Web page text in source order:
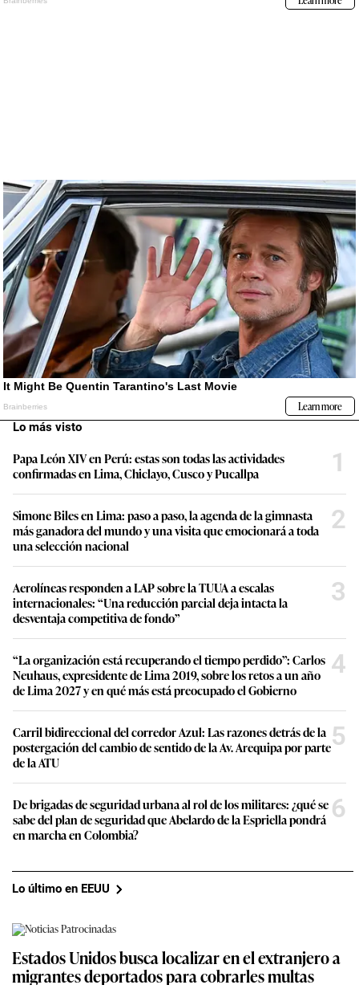
Lo más visto
Papa León XIV en Perú: estas son todas las actividades
confirmadas en Lima, Chiclayo, Cusco y Pucallpa
1
Simone Biles en Lima: paso a paso, la agenda de la gimnasta
más ganadora del mundo y una visita que emocionará a toda
una selección nacional
2
Aerolíneas responden a LAP sobre la TUUA a escalas
internacionales: “Una reducción parcial deja intacta la
desventaja competitiva de fondo”
3
“La organización está recuperando el tiempo perdido”: Carlos
Neuhaus, expresidente de Lima 2019, sobre los retos a un año
de Lima 2027 y en qué más está preocupado el Gobierno
4
Carril bidireccional del corredor Azul: Las razones detrás de la
postergación del cambio de sentido de la Av. Arequipa por parte
de la ATU
5
De brigadas de seguridad urbana al rol de los militares: ¿qué se
sabe del plan de seguridad que Abelardo de la Espriella pondrá
en marcha en Colombia?
6
Lo último en EEUU
Estados Unidos busca localizar en el extranjero a
migrantes deportados para cobrarles multas